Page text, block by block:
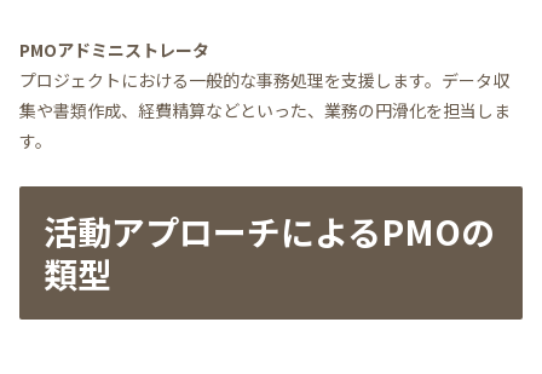
PMOアドミニストレータ
プロジェクトにおける一般的な事務処理を支援します。データ収
集や書類作成、経費精算などといった、業務の円滑化を担当しま
す。
活動アプローチによるPMOの
類型